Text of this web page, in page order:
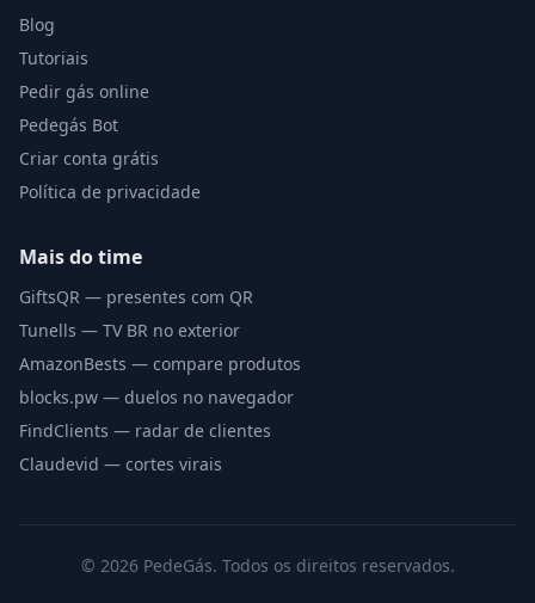
Blog
Tutoriais
Pedir gás online
Pedegás Bot
Criar conta grátis
Política de privacidade
Mais do time
GiftsQR — presentes com QR
Tunells — TV BR no exterior
AmazonBests — compare produtos
blocks.pw — duelos no navegador
FindClients — radar de clientes
Claudevid — cortes virais
© 2026PedeGás. Todos os direitos reservados.